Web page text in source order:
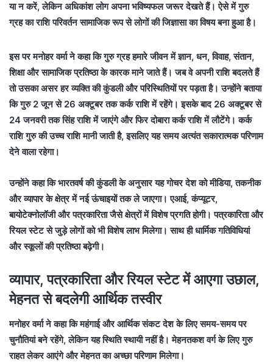
या न करें, लेकिन अधिकांश लोग अपना भविष्यफल जरूर देखते हैं। ऐसे में गुरु
ग्रह का राशि परिवर्तन सामाजिक रूप से लोगों की जिज्ञासा का विषय बना हुआ है।
इस पर मनोहर वर्मा ने कहा कि गुरु ग्रह हमारे जीवन में ज्ञान, धन, विवाह, संतान,
शिक्षा और सामाजिक प्रतिष्ठा के कारक माने जाते हैं। जब वे अपनी राशि बदलते हैं
तो उसका असर हर व्यक्ति की कुंडली और परिस्थितियों पर पड़ता है। उन्होंने बताया
कि गुरु 2 जून से 26 अक्टूबर तक कर्क राशि में रहेंगे। इसके बाद 26 अक्टूबर से
24 जनवरी तक सिंह राशि में जाएंगे और फिर दोबारा कर्क राशि में लौटेंगे। कर्क
राशि गुरु की उच्च राशि मानी जाती है, इसलिए यह समय अत्यंत सकारात्मक परिणाम
देने वाला रहेगा।
उन्होंने कहा कि भारतवर्ष की कुंडली के अनुसार यह गोचर देश को मीडिया, तकनीक
और व्यापार के क्षेत्र में नई ऊंचाइयों तक ले जाएगा। एआई, कंप्यूटर,
बायोटेक्नोलॉजी और पत्रकारिता जैसे क्षेत्रों में विशेष प्रगति होगी। पत्रकारिता और
रियल स्टेट से जुड़े लोगों को भी विशेष लाभ मिलेगा। साथ ही धार्मिक गतिविधियां
और स्कूलों की प्रतिष्ठा बढ़ेगी।
व्यापार, पत्रकारिता और रियल स्टेट में आएगा उछाल,
मेहनत से बदलेगी आर्थिक तस्वीर
मनोहर वर्मा ने कहा कि महंगाई और आर्थिक संकट देश के लिए समय-समय पर
चुनौतियां बने रहेंगे, लेकिन यह स्थिति स्थायी नहीं है। मेहनतकश वर्ग के लिए गुरु
राहत लेकर आएंगे और मेहनत का अच्छा परिणाम मिलेगा।